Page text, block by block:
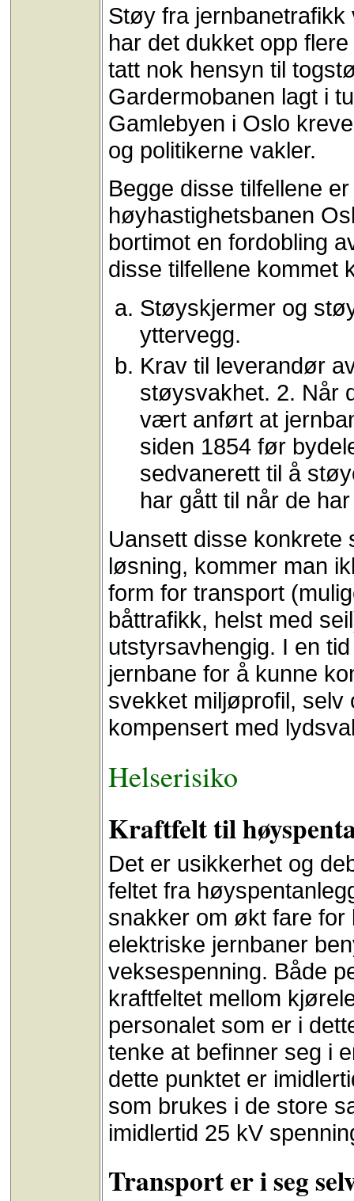
Støy fra jernbanetrafikk
har det dukket opp
tatt nok hensyn til
Gardermobanen lagt i
Gamlebyen i Oslo
og politikerne vakler.
Begge disse tilfellene
høyhastighetsbanen
bortimot en fordobling
disse tilfellene kommet
Støyskjermer og
yttervegg.
Krav til leverandør
støysvakhet. 2. Når
vært anført at
siden 1854 før
sedvanerett til å
har gått til når de
Uansett disse konkrete
løsning, kommer man
form for transport
båttrafikk, helst med
utstyrsavhengig. I en
jernbane for å kunne
svekket miljøprofil,
kompensert med
Helserisiko
Kraftfelt til
Det er usikkerhet og
feltet fra
snakker om økt fare
elektriske jernbaner
veksespenning. Både
kraftfeltet mellom
personalet som er i
tenke at befinner seg i
dette punktet er
som brukes i de store
imidlertid 25 kV
Transport er i seg